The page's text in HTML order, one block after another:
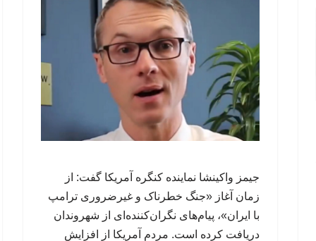
جیمز واکینشا نماینده کنگره آمریکا گفت: از
زمان آغاز «جنگ خطرناک و غیرضروری ترامپ
با ایران»، پیام‌های نگران‌کننده‌ای از شهروندان
دریافت کرده است. مردم آمریکا از افزایش